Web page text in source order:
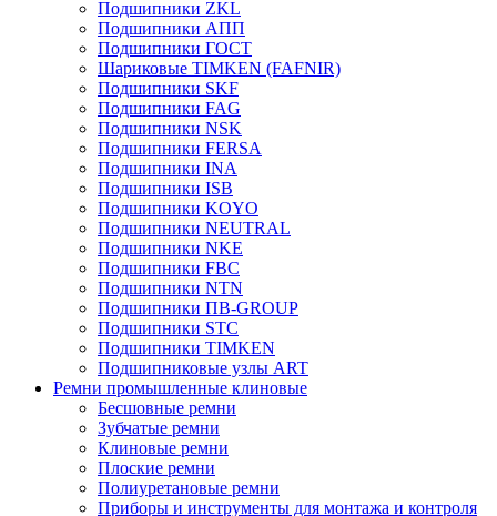
Подшипники ZKL
Подшипники АПП
Подшипники ГОСТ
Шариковые ТІMKEN (FAFNIR)
Подшипники SKF
Подшипники FAG
Подшипники NSK
Подшипники FERSA
Подшипники INA
Подшипники ISB
Подшипники KOYO
Подшипники NEUTRAL
Подшипники NKE
Подшипники FBC
Подшипники NTN
Подшипники ПВ-GROUP
Подшипники STC
Подшипники TIMKEN
Подшипниковые узлы ART
Ремни промышленные клиновые
Бесшовные ремни
Зубчатые ремни
Клиновые ремни
Плоские ремни
Полиуретановые ремни
Приборы и инструменты для монтажа и контроля